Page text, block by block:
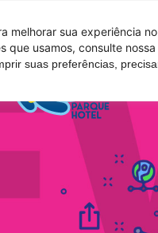
melhorar sua experiência
usamos, consulte
suas preferências,